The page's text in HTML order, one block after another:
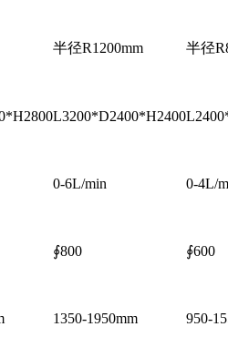
半径R1200mm 半径
L3200*D2400*H2400
0-6L/min 0-4L/
∮800 ∮600
1350-1950mm 950-